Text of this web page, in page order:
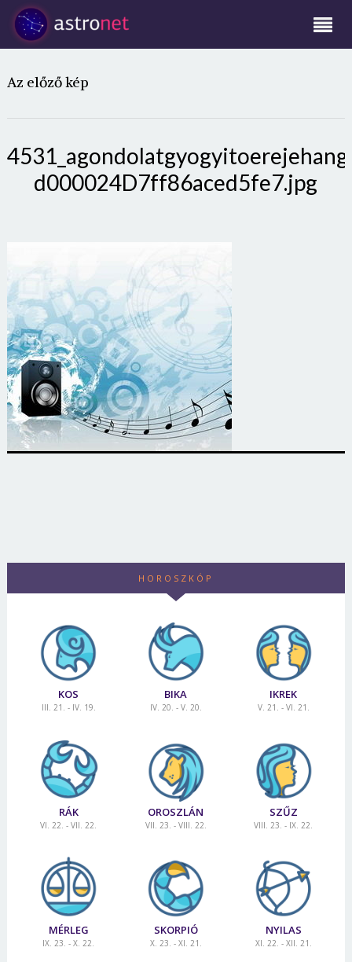
Az előző kép
d000024D7ff86aced5fe7.jpg
HOROSZKÓP
KOS
III. 21. - IV. 19.
BIKA
IV. 20. - V. 20.
IKREK
V. 21. - VI. 21.
RÁK
VI. 22. - VII. 22.
OROSZLÁN
VII. 23. - VIII. 22.
SZŰZ
VIII. 23. - IX. 22.
MÉRLEG
IX. 23. - X. 22.
SKORPIÓ
X. 23. - XI. 21.
NYILAS
XI. 22. - XII. 21.